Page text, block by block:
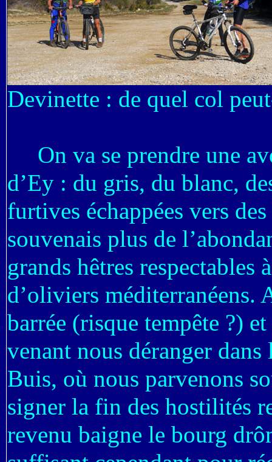
Devinette : de quel col
On va se prendre une
d’Ey : du gris, du blanc,
furtives échappées vers
souvenais plus de
grands hêtres respectables
d’oliviers méditerranéens.
barrée (risque tempête ?)
venant nous déranger
Buis, où nous parvenons
signer la fin des hostilités
revenu baigne le bourg